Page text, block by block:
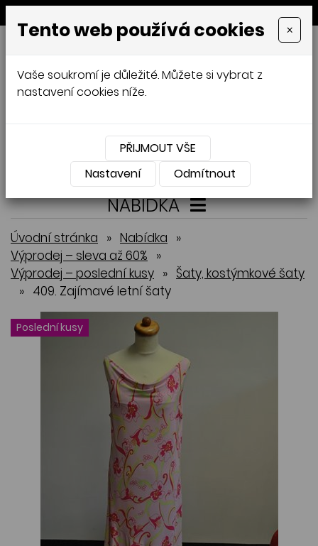
MENU
GALAMODA-XXL
Jana Mládková
XXL,ČESKÁ VÝROBA
Přihlásit Košík 0
NABÍDKA
Úvodní stránka » Nabídka »
Výprodej – sleva až 60% »
Výprodej – poslední kusy » Šaty, kostýmkové šaty
» 409. Zajímavé letní šaty
Poslední kusy
Tento web používá cookies ×
Vaše soukromí je důležité. Můžete si vybrat z
nastavení cookies níže.
PŘIJMOUT VŠE
Nastavení
Odmítnout